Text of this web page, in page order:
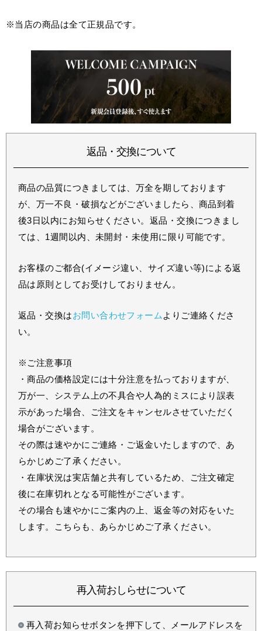
※当店の商品は全て正規品です。
返品・交換について
商品の品質につきましては、万全を期しております
が、万一不良・破損などがございましたら、商品到着
後3日以内にお知らせください。返品・交換につきまし
ては、1週間以内、未開封・未使用に限り可能です。
お客様のご都合(イメージ違い、サイズ違い等)による返
品は原則としてお受けしておりません。
返品・交換はお問い合わせフォーム よりご連絡くださ
い。
※ご注意事項
・商品の価格設定には十分注意を払っておりますが、
万が一、システム上の不具合や人為的ミスにより誤表
示があった場合、ご注文をキャンセルさせていただく
場合がございます。
その際は速やかにご連絡・ご返金いたしますので、あ
らかじめご了承ください。
・在庫状況は実店舗と共有しているため、ご注文確定
後に在庫切れとなる可能性がございます。
その場合も速やかにご案内の上、返金等の対応をいた
します。こちらも、あらかじめご了承ください。
再入荷おしらせについて
再入荷お知らせボタンを押下して、メールアドレスを